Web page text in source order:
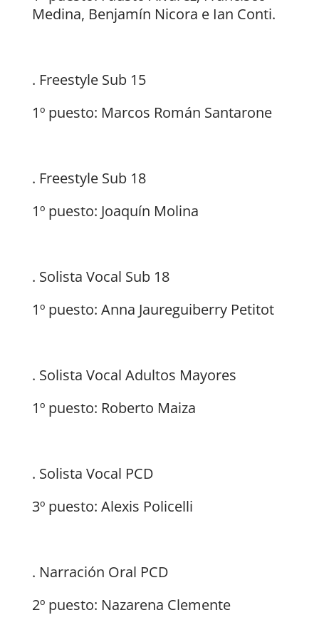
Medina, Benjamín Nicora e Ian Conti.
. Freestyle Sub 15
1º puesto: Marcos Román Santarone
. Freestyle Sub 18
1º puesto: Joaquín Molina
. Solista Vocal Sub 18
1º puesto: Anna Jaureguiberry Petitot
. Solista Vocal Adultos Mayores
1º puesto: Roberto Maiza
. Solista Vocal PCD
3º puesto: Alexis Policelli
. Narración Oral PCD
2º puesto: Nazarena Clemente